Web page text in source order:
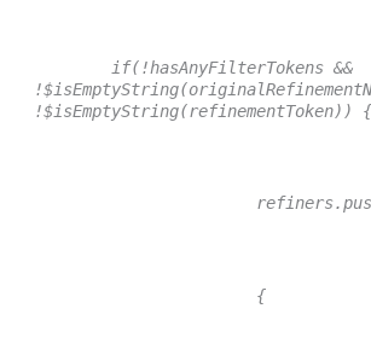
if(!hasAnyFilterTokens &&
!$isEmptyString(refinementToken)) {
{